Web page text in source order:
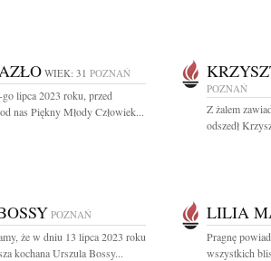
WIEK: 31 POZNAŃ
lipca 2023 roku, przed
nas Piękny Młody Człowiek...
POZNAŃ
Z żalem
odszedł
POZNAŃ
że w dniu 13 lipca 2023 roku
kochana Urszula Bossy...
LILIA
Pragnę
wszystkich